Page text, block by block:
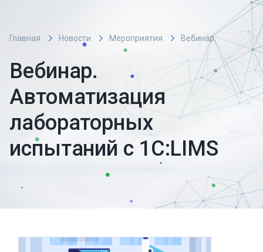
Главная Новости Мероприятия
Вебинар.
Автоматизация лабораторных испытаний с 1С:LIMS
Вебинар.
Автоматизация
лабораторных
испытаний с 1С:LIMS